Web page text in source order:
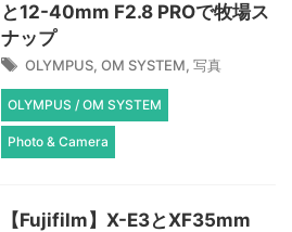
と12-40mm F2.8 PROで牧場ス
ナップ
OLYMPUS, OM SYSTEM, 写真
OLYMPUS / OM SYSTEM
Photo & Camera
【Fujifilm】X-E3とXF35mm